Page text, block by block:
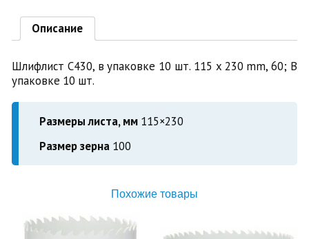
Описание
Шлифлист C430, в упаковке 10 шт. 115 x 230 mm, 60; В
упаковке 10 шт.
Размеры листа, мм115×230
Размер зерна100
Похожие товары